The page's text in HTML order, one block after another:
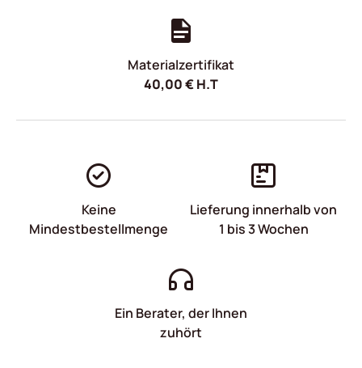
Materialzertifikat
40,00€H.T
Keine
Mindestbestellmenge
Lieferung innerhalb von
1 bis 3 Wochen
Ein Berater, der Ihnen
zuhört